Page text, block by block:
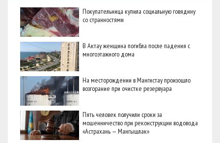
Покупательница купила социальную говядину
со странностями
В Актау женщина погибла после падения с
многоэтажного дома
На месторождении в Мангистау произошло
возгорание при очистке резервуара
Пять человек получили сроки за
мошенничество при реконструкции водовода
«Астрахань — Мангышлак»